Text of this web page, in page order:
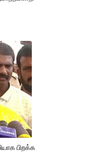
பிறக்க